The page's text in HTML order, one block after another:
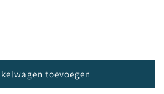
toevoegen